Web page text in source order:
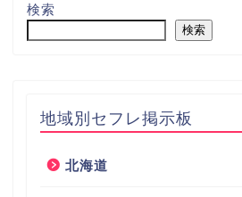
検索
検索
地域別セフレ掲示板
北海道